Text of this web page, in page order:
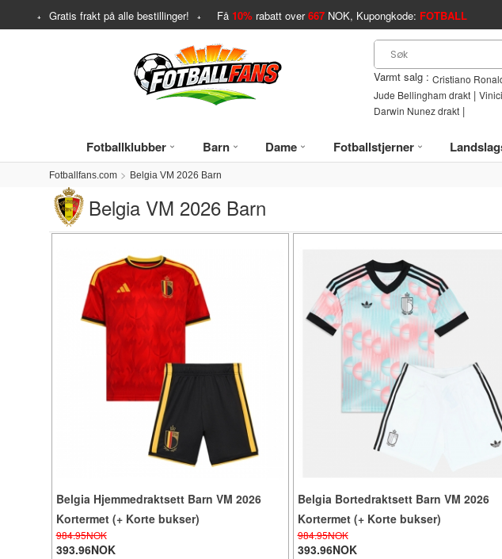
Gratis frakt på alle bestillinger! Få 10% rabatt over667 NOK, Kupongkode: FOTBALL
Varmt salg : Cristiano
Jude Bellingham drakt |
Darwin Nunez drakt |
Fotballklubber Barn Dame Fotballstjerner
Fotballfans.com Belgia VM 2026 Barn
Belgia VM 2026 Barn
Belgia Hjemmedraktsett Barn VM 2026
Kortermet (+ Korte bukser)
984.95NOK
393.96NOK
Belgia Bortedraktsett Barn VM 2026
Kortermet (+ Korte bukser)
984.95NOK
393.96NOK